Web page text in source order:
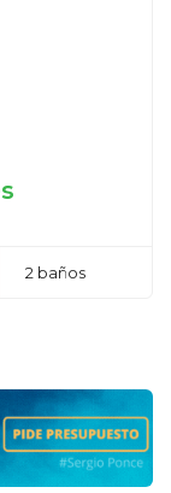
2 baños